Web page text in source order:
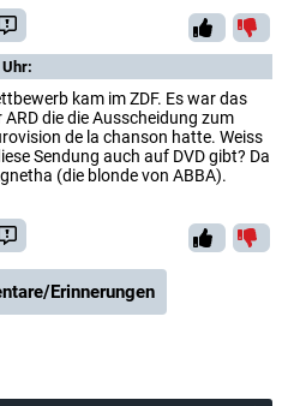
kam im ZDF. Es war das
die die Ausscheidung zum
de la chanson hatte. Weiss
Sendung auch auf DVD gibt? Da
(die blonde von ABBA).
Erinnerungen